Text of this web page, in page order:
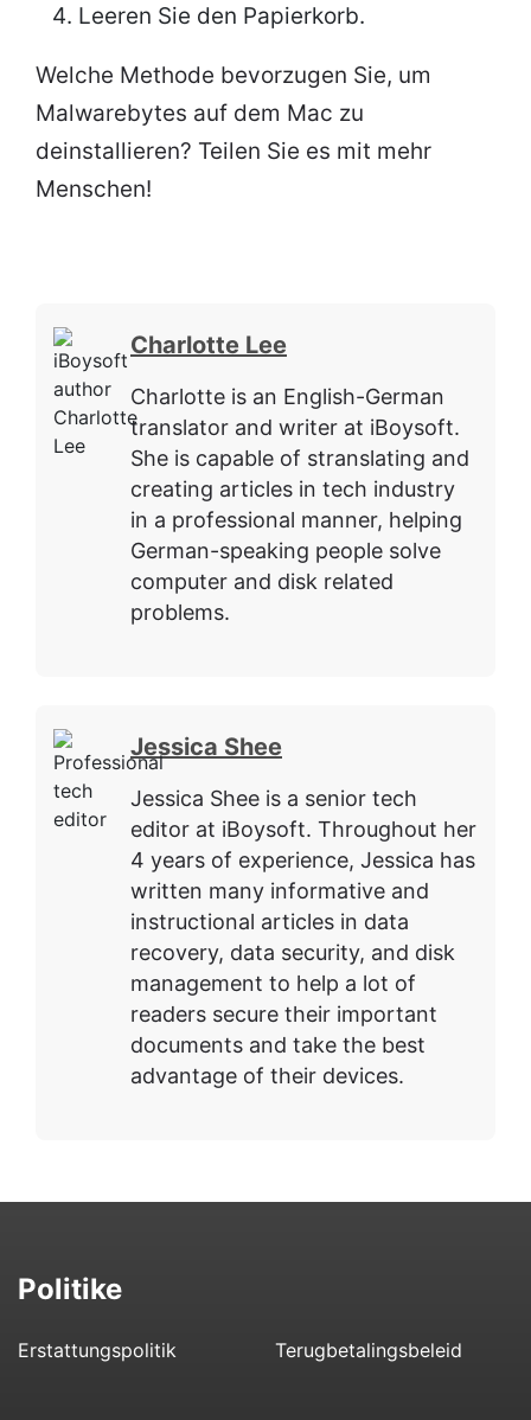
Leeren Sie den Papierkorb.
Welche Methode bevorzugen Sie, um
Malwarebytes auf dem Mac zu
deinstallieren? Teilen Sie es mit mehr
Menschen!
Charlotte Lee
Charlotte is an English-German
translator and writer at iBoysoft.
She is capable of stranslating and
creating articles in tech industry
in a professional manner, helping
German-speaking people solve
computer and disk related
problems.
Jessica Shee
Jessica Shee is a senior tech
editor at iBoysoft. Throughout her
4 years of experience, Jessica has
written many informative and
instructional articles in data
recovery, data security, and disk
management to help a lot of
readers secure their important
documents and take the best
advantage of their devices.
Politike
Erstattungspolitik Terugbetalingsbeleid